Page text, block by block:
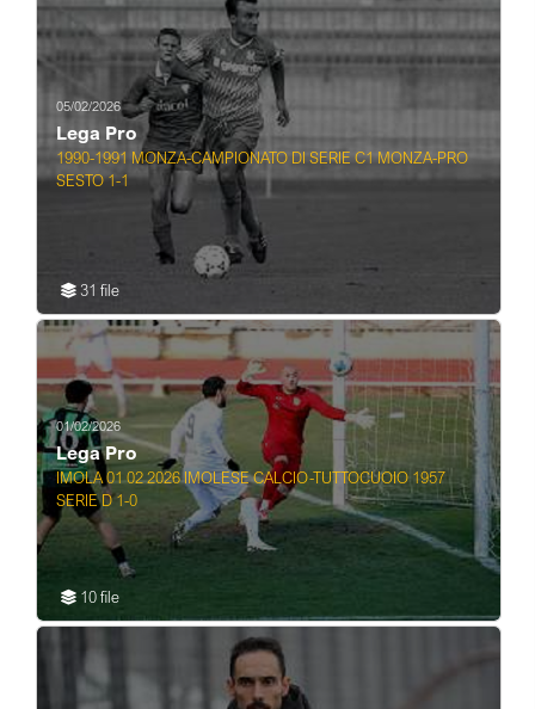
05/02/2026
Lega Pro
1990-1991 MONZA-CAMPIONATO DI SERIE C1 MONZA-PRO
SESTO 1-1
31 file
01/02/2026
Lega Pro
IMOLA 01 02 2026 IMOLESE CALCIO-TUTTOCUOIO 1957
SERIE D 1-0
10 file